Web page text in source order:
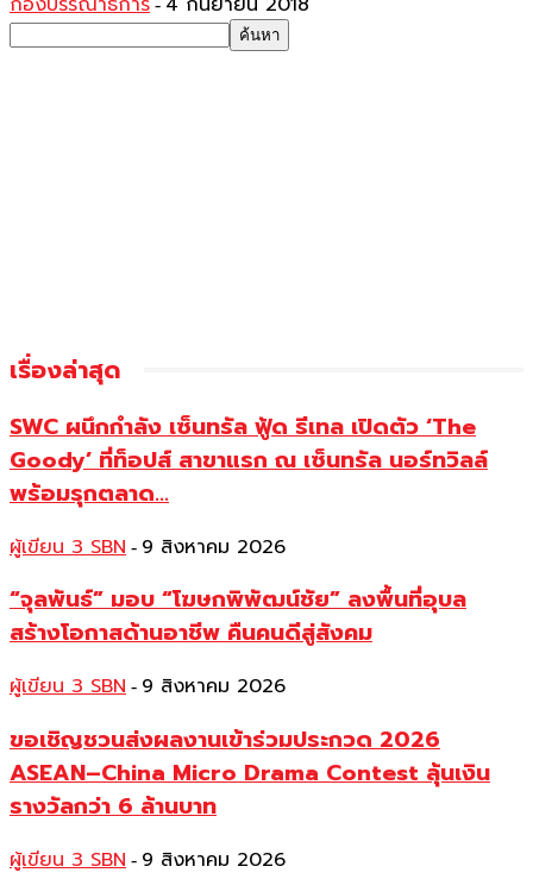
-
เรื่องล่าสุด
SWC ผนึกกำลัง เซ็นทรัล ฟู้ด รีเทล เปิดตัว ‘The
Goody’ ที่ท็อปส์ สาขาแรก ณ เซ็นทรัล นอร์ทวิลล์
พร้อมรุกตลาด...
ผู้เขียน 3 SBN - 9 สิงหาคม 2026
“จุลพันธ์” มอบ “โฆษกพิพัฒน์ชัย” ลงพื้นที่อุบล
สร้างโอกาสด้านอาชีพ คืนคนดีสู่สังคม
ผู้เขียน 3 SBN - 9 สิงหาคม 2026
ขอเชิญชวนส่งผลงานเข้าร่วมประกวด 2026
ASEAN–China Micro Drama Contest ลุ้นเงิน
รางวัลกว่า 6 ล้านบาท
ผู้เขียน 3 SBN - 9 สิงหาคม 2026